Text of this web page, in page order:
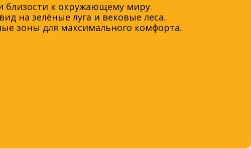
близости к окружающему миру.
на зелёные луга и вековые леса.
зоны для максимального комфорта.